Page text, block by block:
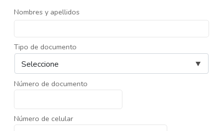
Nombres y apellidos
Tipo de documento
Número de documento
Número de celular